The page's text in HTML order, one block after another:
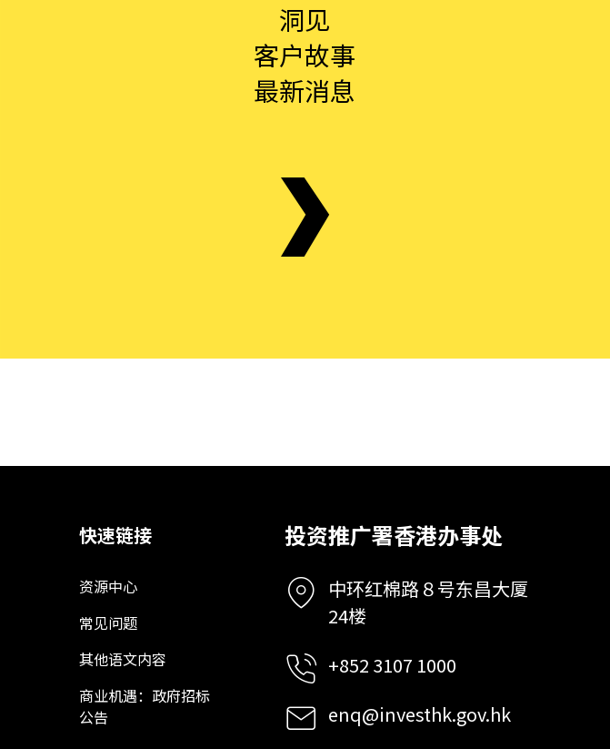
洞见
客户故事
最新消息
快速链接
资源中心
常见问题
其他语文内容
商业机遇：政府招标
公告
投资推广署香港办事处
中环红棉路８号东昌大厦
24楼
+852 3107 1000
enq@investhk.gov.hk